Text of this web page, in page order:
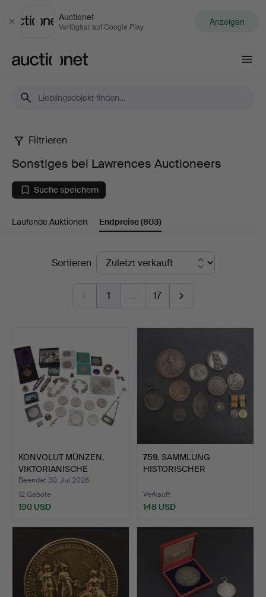
Schließen
Auctionet
Verfügbar auf Google Play Anzeigen
Sonstiges
bei
Lawrences
Auctioneers
Filtrieren
Sonstiges bei Lawrences Auctioneers
Suche speichern
Laufende Auktionen Endpreise(803)
EndpreiseSortieren
1 … 17
KONVOLUT MÜNZEN,
VIKTORIANISCHE
POLIZEIPFE…
Beendet 30. Jul 2026
12 Gebote
190 USD
759. SAMMLUNG
HISTORISCHER
BESTEHEND…
Verkauft
148 USD